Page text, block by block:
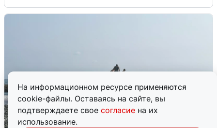
На информационном ресурсе применяются
cookie-файлы. Оставаясь на сайте, вы
подтверждаете свое согласие на их
использование.